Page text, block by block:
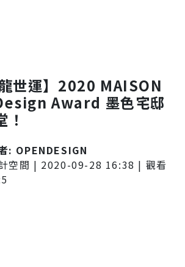
龍世運】2020 MAISON
Award 墨色宅邸
: OPENDESIGN
空間 | 2020-09-28 16:38 | 觀看
5